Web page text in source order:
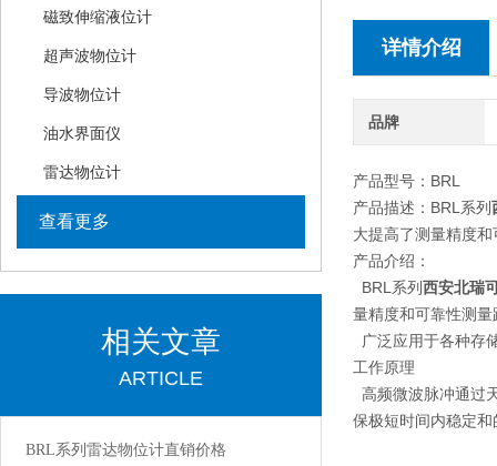
磁致伸缩液位计
超声波物位计
导波物位计
油水界面仪
雷达物位计
查看更多
相关文章
ARTICLE
BRL系列雷达物位计直销价格
详情介绍
品牌
产品型号：BRL
产品描述：BRL系列
大提高了测量精度
产品介绍：
BRL系列西安北瑞
量精度和可靠性测
广泛应用于各种存
工作原理
高频微波脉冲通过
保极短时间内稳定